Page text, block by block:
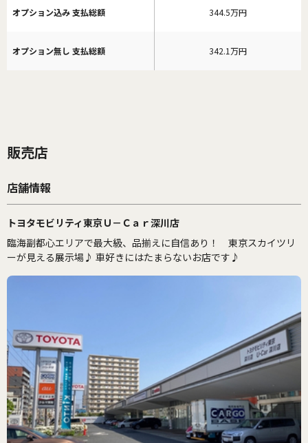
オプション込み 支払総額 344.5万円
オプション無し 支払総額 342.1万円
販売店
店舗情報
トヨタモビリティ東京Ｕ－Ｃａｒ深川店
臨海副都心エリアで最大級、品揃えに自信あり！ 東京スカイツリ
ーが見える展示場♪ 車好きにはたまらないお店です♪